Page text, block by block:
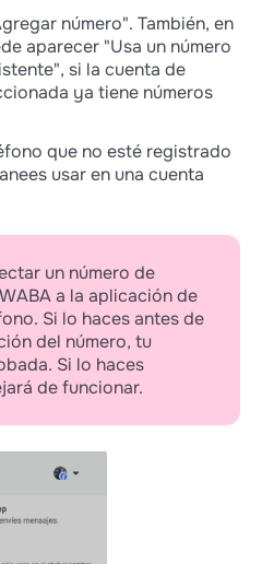
como número
bajo tres
te resulta adecuado.
es de otro país, los
virtual parecerán
clientes.
separado para
funciona en WhatsApp:
llamar, recibir SMS o
canales.
la empresa y el
del perfil
de la conexión.
el número
verificadas con un
Por lo tanto,
canal, debes enviar la
para su revisión.
número". También, en
aparecer "Usa un número
si la cuenta de
ya tiene números
que no esté registrado
usar en una cuenta
un número de
a la aplicación de
Si lo haces antes de
del número, tu
Si lo haces
de funcionar.